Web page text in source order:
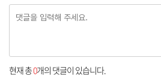
현재 총0개의 댓글이 있습니다.